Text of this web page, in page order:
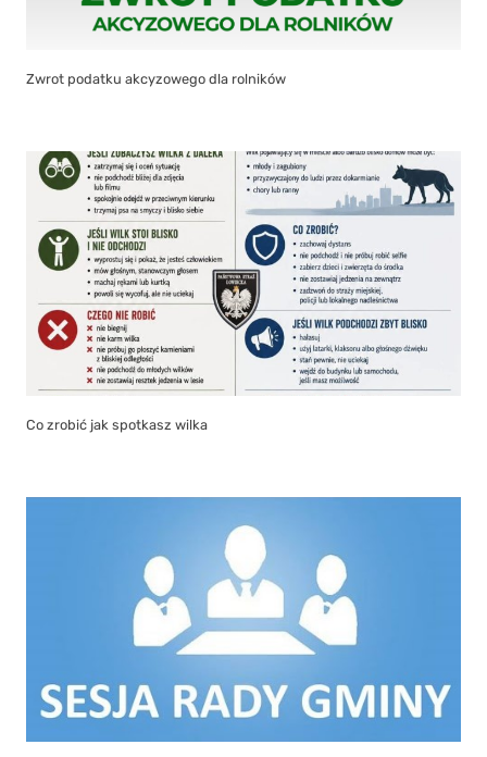
Zwrot podatku akcyzowego dla rolników
Co zrobić jak spotkasz wilka